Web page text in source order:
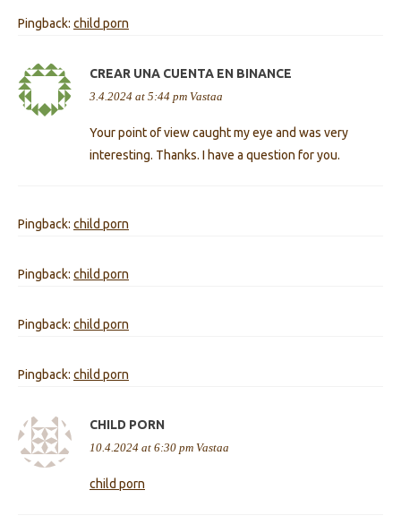
Pingback: child porn
CREAR UNA CUENTA EN BINANCE
3.4.2024 at 5:44 pm Vastaa
Your point of view caught my eye and was very
interesting. Thanks. I have a question for you.
Pingback: child porn
Pingback: child porn
Pingback: child porn
Pingback: child porn
CHILD PORN
10.4.2024 at 6:30 pm Vastaa
child porn